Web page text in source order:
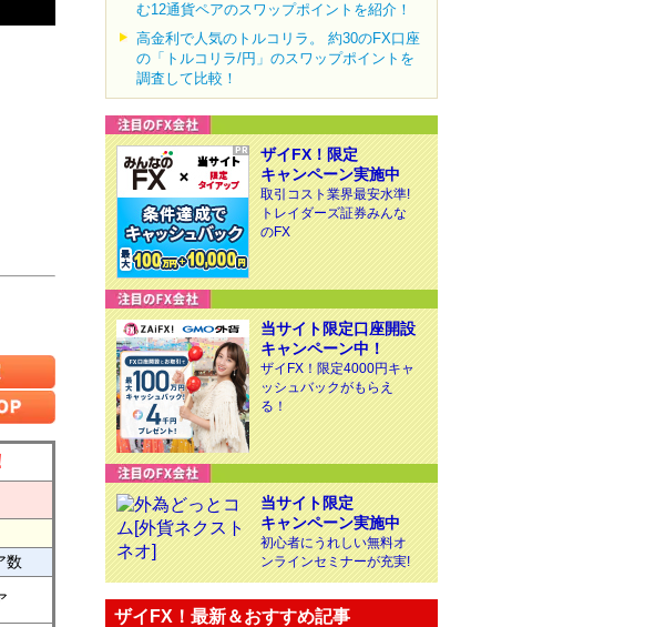
数
む12通貨ペアのスワップポイントを紹介！
高金利で人気のトルコリラ。 約30のFX口座
の「トルコリラ/円」のスワップポイントを
調査して比較！
ザイFX！限定
キャンペーン実施中
取引コスト業界最安水準!
トレイダーズ証券みんな
のFX
当サイト限定口座開設
キャンペーン中！
ザイFX！限定4000円キャ
ッシュバックがもらえ
る！
当サイト限定
キャンペーン実施中
初心者にうれしい無料オ
ンラインセミナーが充実!
ザイFX！最新＆おすすめ記事